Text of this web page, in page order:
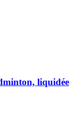
liquidée